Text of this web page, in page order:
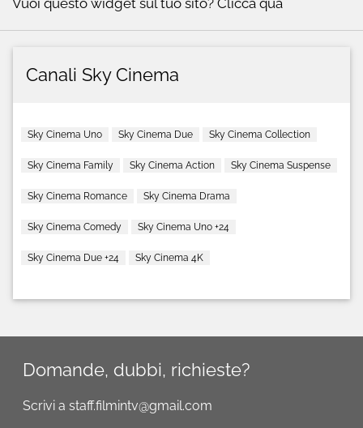
Canali Sky Cinema
Sky Cinema Uno Sky Cinema Due Sky Cinema Collection
Sky Cinema Family Sky Cinema Action Sky Cinema Suspense
Sky Cinema Romance Sky Cinema Drama
Sky Cinema Comedy Sky Cinema Uno +24
Sky Cinema Due +24 Sky Cinema 4K
Domande, dubbi, richieste?
Scrivi a staff.filmintv@gmail.com